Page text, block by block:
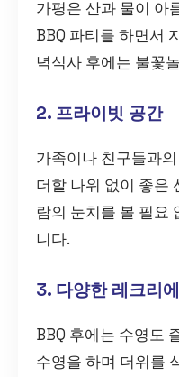
가평은 산과 물이 아
BBQ 파티를 하면서
녁식사 후에는 불꽃
2. 프라이빗 공간
가족이나 친구들과
더할 나위 없이 좋은
람의 눈치를 볼 필요
니다.
3. 다양한 레크리
BBQ 후에는 수영도
수영을 하며 더위를